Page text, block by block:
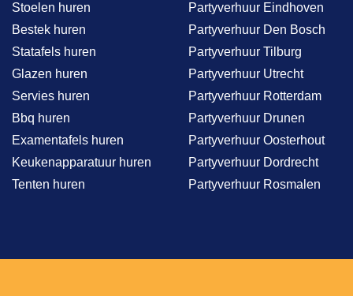
Stoelen huren
Bestek huren
Statafels huren
Glazen huren
Servies huren
Bbq huren
Examentafels huren
Keukenapparatuur huren
Tenten huren
Partyverhuur Eindhoven
Partyverhuur Den Bosch
Partyverhuur Tilburg
Partyverhuur Utrecht
Partyverhuur Rotterdam
Partyverhuur Drunen
Partyverhuur Oosterhout
Partyverhuur Dordrecht
Partyverhuur Rosmalen